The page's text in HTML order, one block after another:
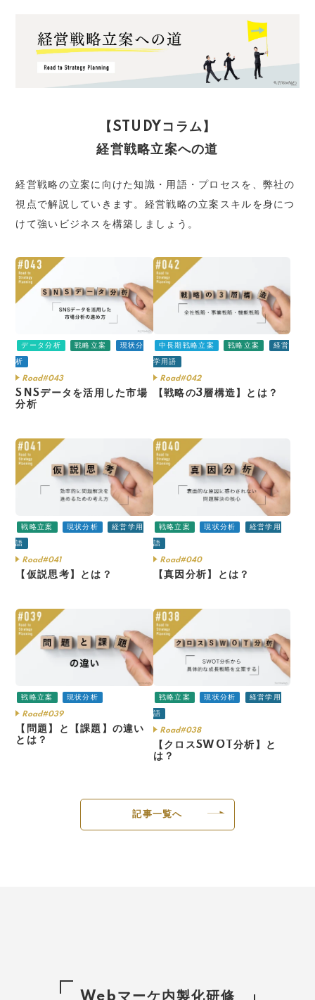
【STUDYコラム】
経営戦略立案への道
経営戦略の立案に向けた知識・用語・プロセスを、弊社の
視点で解説していきます。経営戦略の立案スキルを身につ
けて強いビジネスを構築しましょう。
データ分析 戦略立案
現状分
析
Road#043
SNSデータを活用した市場
分析
中長期戦略立案 戦略立案
経営
学用語
Road#042
【戦略の3層構造】とは？
戦略立案 現状分析
経営学用
語
Road#041
【仮説思考】とは？
戦略立案 現状分析
経営学用
語
Road#040
【真因分析】とは？
戦略立案
現状分析
Road#039
【問題】と【課題】の違い
とは？
戦略立案 現状分析
経営学用
語
Road#038
【クロスSWOT分析】と
は？
記事一覧へ
Webマーケ内製化研修